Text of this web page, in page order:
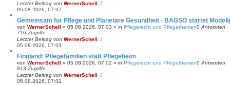
Letzter Beitrag von WernerSchell
05.08.2026, 07:07
Gemeinsam für Pflege und Planetare Gesundheit - BAGSO startet
von WernerSchell » 05.08.2026, 07:03 » in Pflegerecht und Pflegethemen0 Antworten
716 Zugriffe
Letzter Beitrag von WernerSchell
05.08.2026, 07:03
Finnland: Pflegefamilien statt Pflegeheim
von WernerSchell » 05.08.2026, 07:02 » in Pflegerecht und Pflegethemen0 Antworten
813 Zugriffe
Letzter Beitrag von WernerSchell
05.08.2026, 07:02